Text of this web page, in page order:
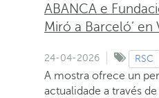
ABANCA e
Miró a Barceló’ en
24-04-2026 RSC
A mostra ofrece un
actualidade a través